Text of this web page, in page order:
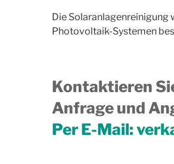
Die
Photovoltaik-Systemen
Kontaktieren
Anfrage und
Per E-Mail: